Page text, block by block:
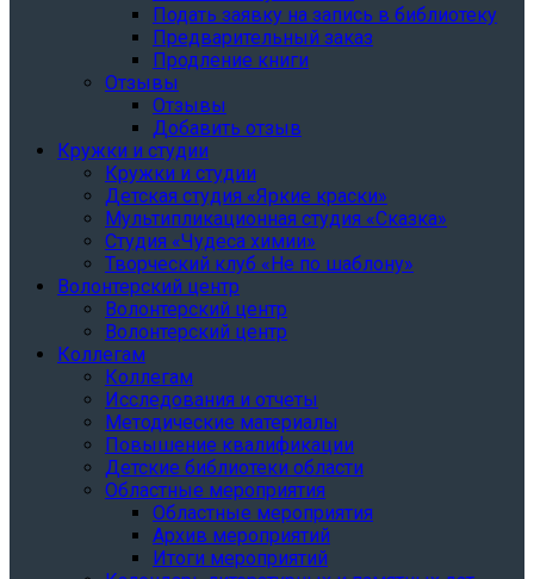
Подать заявку на запись в библиотеку
Предварительный заказ
Продление книги
Отзывы
Отзывы
Добавить отзыв
Кружки и студии
Кружки и студии
Детская студия «Яркие краски»
Мультипликационная студия «Сказка»
Студия «Чудеса химии»
Творческий клуб «Не по шаблону»
Волонтерский центр
Волонтерский центр
Волонтерский центр
Коллегам
Коллегам
Исследования и отчеты
Методические материалы
Повышение квалификации
Детские библиотеки области
Областные мероприятия
Областные мероприятия
Архив мероприятий
Итоги мероприятий